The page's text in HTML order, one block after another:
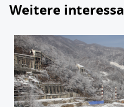
Weitere